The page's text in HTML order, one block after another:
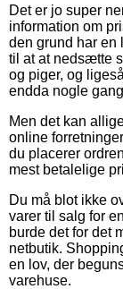
Det er jo super
information om
den grund har
til at at nedsætte
og piger, og
endda nogle
Men det kan
online
du placerer
mest betalelige
Du må blot ikke
varer til salg for
burde det for det
netbutik.
en lov, der
varehuse.